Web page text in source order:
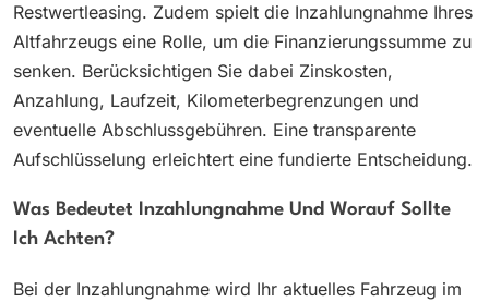
Restwertleasing. Zudem spielt die Inzahlungnahme Ihres
Altfahrzeugs eine Rolle, um die Finanzierungssumme zu
senken. Berücksichtigen Sie dabei Zinskosten,
Anzahlung, Laufzeit, Kilometerbegrenzungen und
eventuelle Abschlussgebühren. Eine transparente
Aufschlüsselung erleichtert eine fundierte Entscheidung.
Was Bedeutet Inzahlungnahme Und Worauf Sollte
Ich Achten?
Bei der Inzahlungnahme wird Ihr aktuelles Fahrzeug im